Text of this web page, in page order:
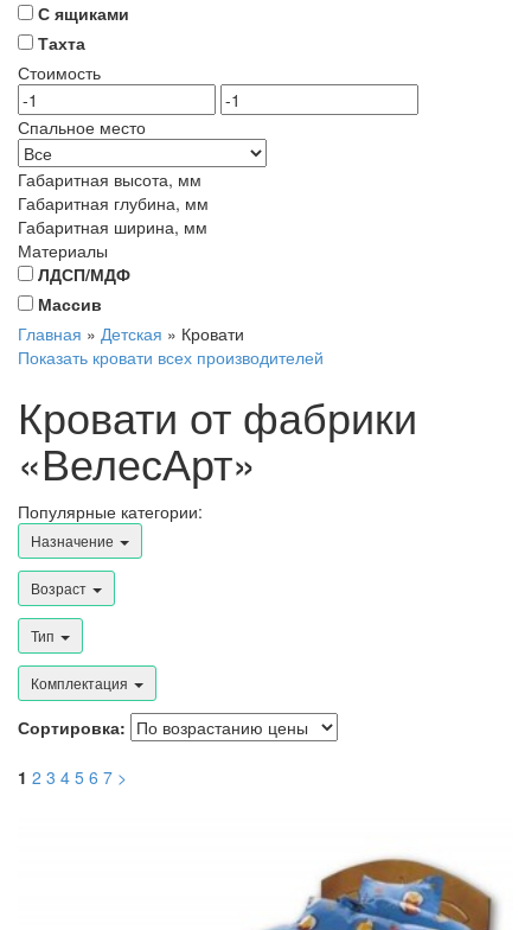
С ящиками
Тахта
Стоимость
Спальное место
Габаритная высота, мм
Габаритная глубина, мм
Габаритная ширина, мм
Материалы
ЛДСП/МДФ
Массив
Главная » Детская » Кровати
Показать кровати всех производителей
Кровати от фабрики
«ВелесАрт»
Популярные категории:
Назначение
Возраст
Тип
Комплектация
Сортировка:
1 2 3 4 5 6 7 >